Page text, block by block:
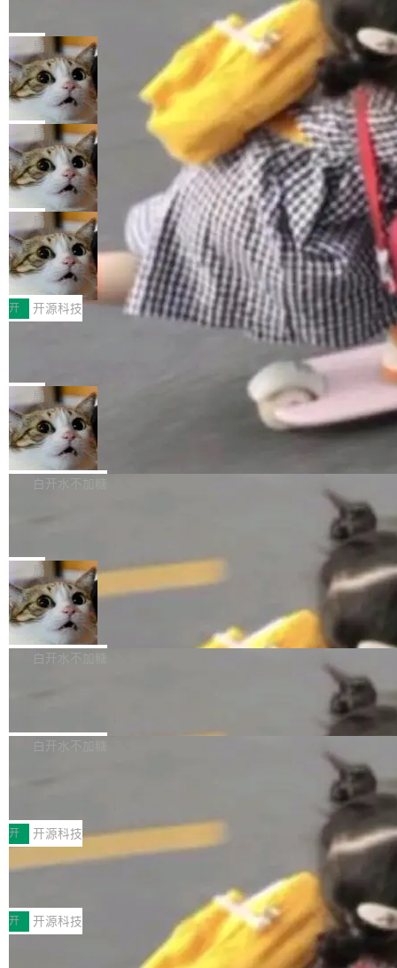
式”为主题，直面AI从实验室走向规模化产业落地
的核心质量命题。会上，《2026智能研发生产力
工具选型手册》发布，Testin云测的Testin XAge
nt智能测试系统入选AI测试领域代表产品。对CI
O而言，这提示了一个转变：AI测试正在从效率
工具升级为企业的质量基础设施。 CIO面对的新
现实 过去两年，CIO们的焦虑清单上多了两项：
一是如何让大模型和智能体应用安全地从PoC走
向生产，二是如何让测试团队跟得上AI应用...
有一种东西，一旦用过就回不去了。Alex Fedos
eev 管它叫"软件设计的基石"。 他说的东西不新
鲜——代数数据类型（ADT），尤其是和类型
（sum type）。但他说清楚了一件事：这不是类
型系统的学术体操，是日常编码的思维方式。 文
章从一个简单的例子切入。一个网站的深色主题
设置，如果用布尔值 + 可空字段来表示——bool
ean 表示是否可切换，nullable 的默认模式、浅
色方案、深色方案——会产生大量无意义的组
合。方案缺了、配置冲突了、全 null 了。要知道
哪些组合有效，作者说，你得靠"文档、校验、或
者部落知识"。 换个写法。Rust 的 enum，两个
变体：Switchable...
局
Cloudflare 开源内部企业 AI 平台 Clou
dflare OS
Cloudflare 发布了一个开源项目 Cloudflare O
S。如果你只看官方博客，你会觉得这是又一
个"AI 知识库 + 聊天机器人"——每个大厂都在
做，没什么新鲜的。 但 Kenton Varda 在 Twitte
r 上把事情说清楚了： 今天我们发布了 Cloudfla
re OS，一个带连接器的聊天机器人，跟其他所
有科技公司做的一样。只不过，实际上它不一
样。这是 Sandstorm.io 的重制版，我十年前的
那个创业公司。不同的是，这次它构建在 Cloudf
lare Workers 上——我花了九年时间搭建的平台
——并且深度集成了 AI。这基本上是我十年秘密
局
Deno 团队开源 Celld，可自托管的分
布式 Durable Objects
Ryan Dahl 领导的 Deno 团队推出了最新开源项
目 Celld，一个能在自己机器上运行 Cloudflare
Workers 和 Durable Objects 的守护进程。 设
计思路很直接：每个对象是一个独立的 SQLite
数据库，按名称寻址，复制到你自己的 S3 兼容
存储库里。节点之间只通过这个存储库协调——
没有控制平面，没有共识协议。每个对象自带一
个小型数据库，应用天然按分片构建，单个数据
库的竞争和爆炸半径问题在设计层面就被消除
了。 闲置的 cell 会休眠到几乎不占资源。当 cel
l 迁移或唤醒时，新宿主从 S3 恢复 SQLite 数据
库继续执行。存储库是持久化的唯一真相...
局
鲁大师7月新机性能/流畅/AI榜：vivo夺
性能、流畅双第一，三星Galaxy Z系列
新折叠缺席
2026年7月的手机市场，由于存储等硬件成本暴
增，手机厂商的日子也不好过啊，新机速度明显
放缓，因此硝烟味淡了许多。新机参数规格除开
Fold8 / Z Flip8）外，其余要么是中低端机器，
例如iQOO Z11i、REDMI Note 17、REDMI No
te 17 Pro、OPPO K15，要么是vivo X300 E这
样的次旗舰。 Galaxy Z Fold8 Ultra / Z Fold8 /
Z Flip8三款折叠屏新机均在7月22日发布，且全
部搭载骁龙8 Elite Gen5 for Galaxy，它们本该
开 开源科技
Zed 编辑器团队发布了新项目——DeltaDB，一
个在 git commit 之间记录每一次编辑操作的版
本控制系统。目前处于 Early Access 阶段。 De
ltaDB 的核心思路直接写在 landing page 最显
眼的位置：「Software is made between com
mits」——软件是在 commit 之间写出来的。git
是把这段空隙补上。 回退到任何一次编辑：Delt
aDB 捕获 commit 之间的每一次操作，...
局
SpaceXAI 单季资本开支达 183 亿美元
根据风险投资人Tomer Tunguz 博客（VC 分
析）披露的最新分析与第二季度业绩报告，Spac
微软同期总资本开支的四成。 与亚马逊、Alpha
bet、微软以及 Meta 等传统科技巨头相比，Spa
ceXAI的资金消耗速度尤为引人瞩目。然而，支
撑庞大支出的资金来源却呈现出截然不同的面
貌。数据显示，微软和 Meta 主要依托充沛的经
白开水不加糖
一个在终端里运行的编程 agent；Muse Spark
1.2，驱动这个 agent 的新模型。一句话概括：
你可以用 curl -fsSL https://dev.meta.ai/install.
sh | bash 安装一个能在大项目里自动规划、写
代码、验证结果的 AI 终端工具。 据介绍，Muse
个主 agent 循环，外加一组后台 agent。这些后
局
美团开源 LoHoSearch，用知识图谱校
准 AI 能力认知
机器出题的前提，是让机器拥有全局视野。整个
构建流程可以分为四个环节：建图 → 控制难度
白开水不加糖
库，并将作为transport接入Mooncake TENT。
MPComm将作为一种传输引擎接入Mooncake T
ENT，实现零拷贝传输性能提升30%、非零拷贝
传输性能最高提升5倍。UCL-MPComm底层基
于自研UCL-Engine通信引擎，后续腾讯网平将
持续开源更多基于UCL-Engine的高性能通信组
件。 腾讯网平团队在UCL-MPComm中实现了一
个独立于业务线程的全局通信引擎（Engine），
白开水不加糖
型案例入选名单》，深信服“面向企业研发场景的
开源 AI 编程平台 CoStrict 应用”凭借卓越的技术
创新与落地成效成功入选。 全链路私有化部署，
助力企业AI研发安全落地 当前，越来越多企业已
经开始引入 AI Coding 工具，通过调用公有云模
型或企业内部部署模型提升研发效率。但随着 AI
Coding 从个人辅助工具逐步走向团队级、组织
开 开源科技
深信服AI算力网关入选工信部人工智能
前不久，工业和信息化部正式发布《2025年人工
智能应用典型案例名单》，集中展示人工智能在
各领域的应用成果，覆盖技术底座、行业赋能、
产品应用、支撑保障、专题等五大方向。深信服
开 开源科技
Jeff Dean 离开 Google：一个时代的结